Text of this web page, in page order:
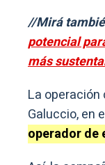
//Mirá
potencial
más
La
Galuccio, en
operador de